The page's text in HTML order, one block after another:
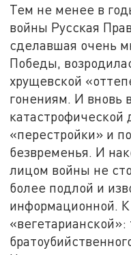
Тем не менее в
войны Русская
сделавшая очень
Победы,
хрущевской
гонениям. И вновь
«перестройки» и
безвременья. И
лицом войны не
более подлой и
информационной.